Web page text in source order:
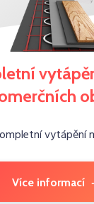
vytápění
Více informací